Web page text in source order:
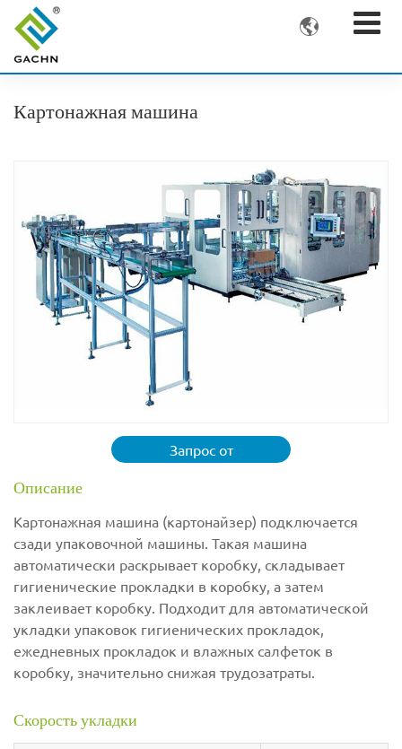

Картонажная машина
Запрос от
Описание
Картонажная машина (картонайзер) подключается
сзади упаковочной машины. Такая машина
автоматически раскрывает коробку, складывает
гигиенические прокладки в коробку, а затем
заклеивает коробку. Подходит для автоматической
укладки упаковок гигиенических прокладок,
ежедневных прокладок и влажных салфеток в
коробку, значительно снижая трудозатраты.
Скорость укладки